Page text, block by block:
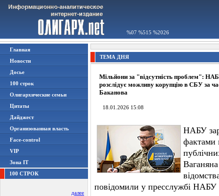
%07 %515 %2026
Главная
Новости
Досье
100 строк
Олигархические семьи
Цитаты
Дайджест
Организованная власть
Face-control
VIP
Зона IT
100 СТРОК
далее
ТЕМА ДНЯ
Мільйони за "відсутність проблем":
розслідує можливу корупцію в СБУ за
Баканова
18.01.2026 15:08
НАБУ
фактами
повідомили у пресслужбі НАБУ